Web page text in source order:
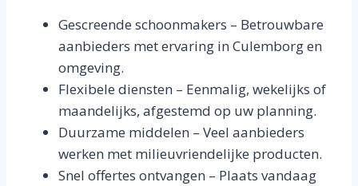
Gescreende schoonmakers – Betrouwbare
aanbieders met ervaring in Culemborg en
omgeving.
Flexibele diensten – Eenmalig, wekelijks of
maandelijks, afgestemd op uw planning.
Duurzame middelen – Veel aanbieders
werken met milieuvriendelijke producten.
Snel offertes ontvangen – Plaats vandaag